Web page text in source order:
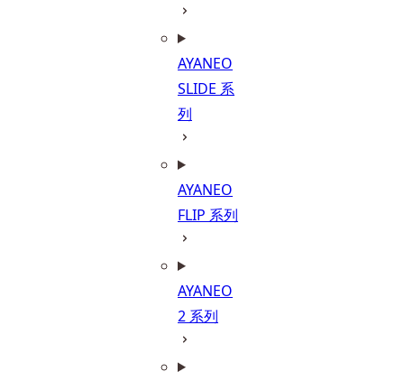
AYANEO
SLIDE 系
列
AYANEO
FLIP 系列
AYANEO
2 系列